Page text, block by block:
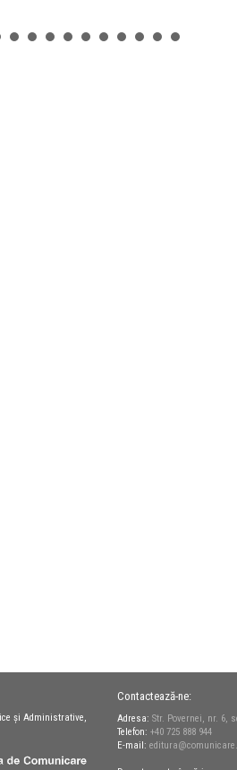
și Administrative,
Contactează-ne:
Adresa: Str. Povernei, nr. 6,
Telefon: +40 725 888 944
E-mail: